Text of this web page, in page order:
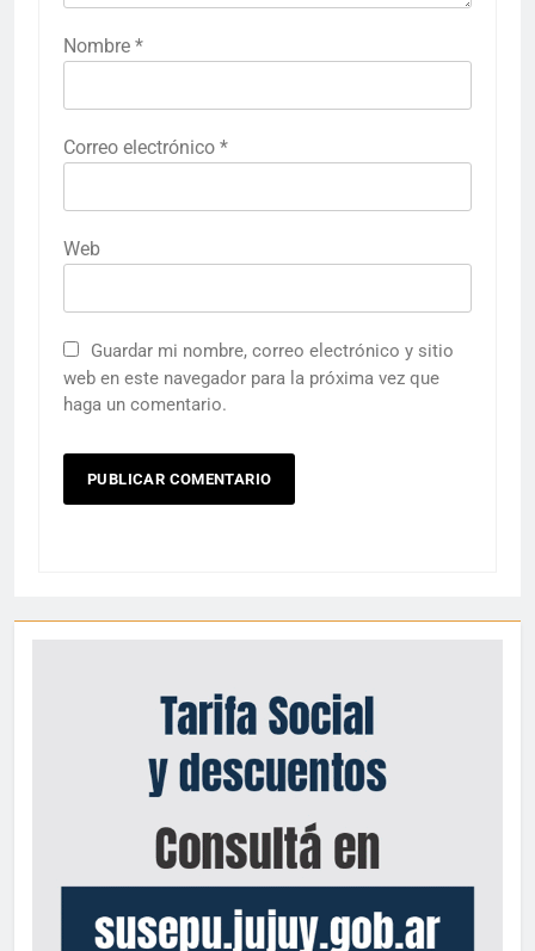
Nombre *
Correo electrónico *
Web
Guardar mi nombre, correo electrónico y sitio
web en este navegador para la próxima vez que
haga un comentario.